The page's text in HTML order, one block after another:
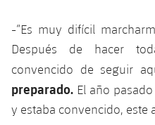
Ciutat Esportiva
La Masia
plusicon
más
Servicios Médicos
plusicon
más
Acreditaciones
SUB9 B
SUB8 A
Historia
Mini
Clasificaciones
Jugadores
Clasificaciones
Jugadores
Fotos
Cadete A
Cadete B
Infantil A
Actualidad
Calendario
Entradas
Barça Atlètic
plusicon
más
Actualidad
Base
plusicon
más
-“Es muy difícil
Después de hacer
convencido de seguir
preparado. El año
y estaba convencido, este